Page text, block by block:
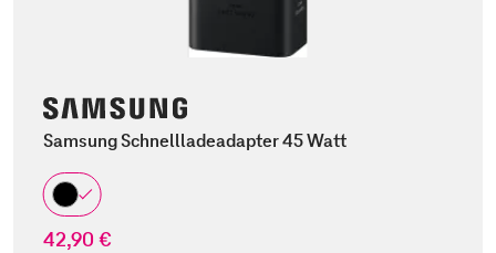
Samsung Schnellladeadapter 45 Watt
42,90 €